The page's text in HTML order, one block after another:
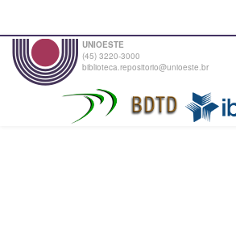
UNIOESTE
(45) 3220-3000
biblioteca.repositorio@unioeste.br